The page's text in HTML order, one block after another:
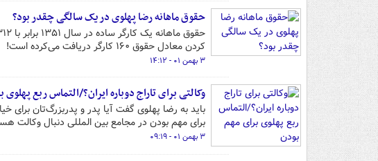
حقوق ماهانه رضا پهلوی در یک سالگی چقدر بود؟
کردن معادل حقوق ۱۶۰ کارگر دریافت می‌کرده است!
۳ بهمن ۰۱ - ۱۴:۱۲
وکالتی برای تاراج دوباره ایران؟/التماس ربع
باید به رضا پهلوی گفت آیا پدر و پدربزرگ‌تان برای
برای مهم بودن در مجامع بین المللی دنبال وکالت
۳ بهمن ۰۱ - ۰۹:۱۹